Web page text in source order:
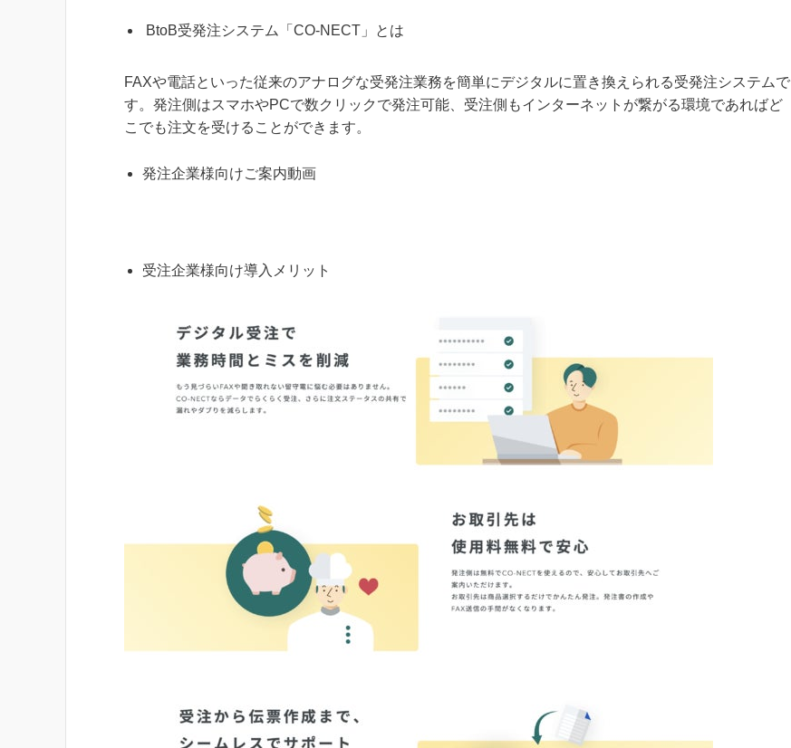
BtoB受発注システム「CO-NECT」とは
FAXや電話といった従来のアナログな受発注業務を簡単にデジタルに置き換えられる受発注システムで
す。発注側はスマホやPCで数クリックで発注可能、受注側もインターネットが繋がる環境であればど
こでも注⽂を受けることができます。
発注企業様向けご案内動画
受注企業様向け導入メリット